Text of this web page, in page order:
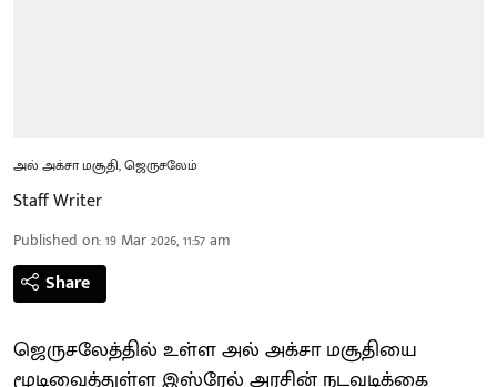
அல் அக்சா மசூதி, ஜெருசலேம்
Staff Writer
Published on:19 Mar 2026, 11:57 am
Share
ஜெருசலேத்தில் உள்ள அல் அக்சா மசூதியை
மூடிவைத்துள்ள இஸ்ரேல் அரசின் நடவடிக்கை